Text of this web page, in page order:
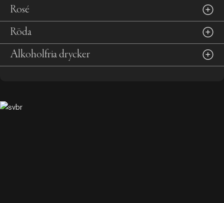
Rosé
Röda
Alkoholfria drycker